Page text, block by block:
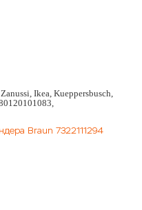
Ikea, Kueppersbusch,